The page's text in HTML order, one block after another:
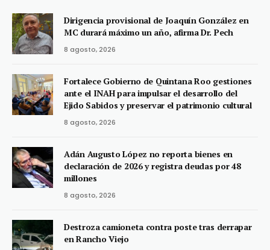
Dirigencia provisional de Joaquín González en
MC durará máximo un año, afirma Dr. Pech
8 agosto, 2026
Fortalece Gobierno de Quintana Roo gestiones
ante el INAH para impulsar el desarrollo del
Ejido Sabidos y preservar el patrimonio cultural
8 agosto, 2026
Adán Augusto López no reporta bienes en
declaración de 2026 y registra deudas por 48
millones
8 agosto, 2026
Destroza camioneta contra poste tras derrapar
en Rancho Viejo